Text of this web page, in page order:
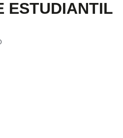
ESTUDIANTIL